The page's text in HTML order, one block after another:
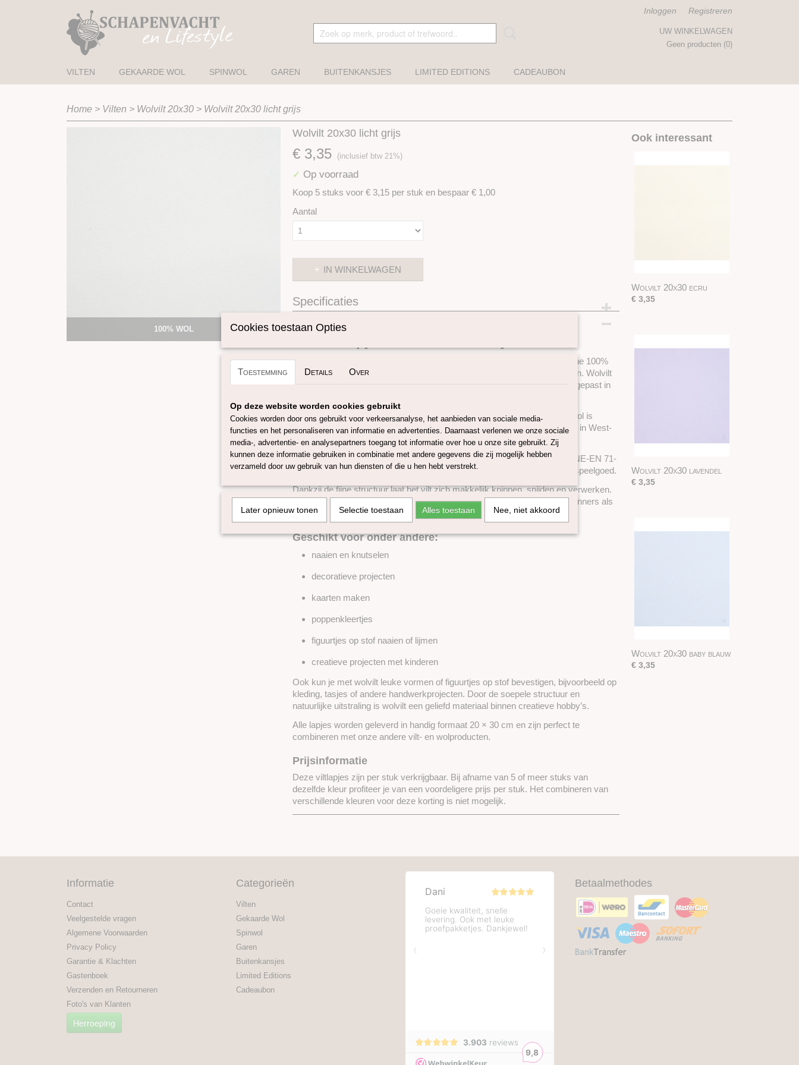
Inloggen Registreren
UW WINKELWAGEN
Geen producten (0)
VILTEN GEKAARDE WOL SPINWOL GAREN BUITENKANSJES LIMITED EDITIONS CADEAUBON
Home > Vilten > Wolvilt 20x30 > Wolvilt 20x30 licht grijs
100% WOL
Wolvilt 20x30 licht grijs
€ 3,35 (inclusief btw 21%)
✓ Op voorraad
Koop 5 stuks voor € 3,15 per stuk en bespaar € 1,00
Aantal
IN WINKELWAGEN
Specificaties
De wolvilt lapjes van 1 mm dik in formaat 20 × 30 cm zijn gemaakt van fijne 100%
Merinowol en vormen een veelzijdige basis voor allerlei creatieve projecten. Wolvilt
is een eeuwenoud en duurzaam materiaal dat op veel manieren wordt toegepast in
Dit wolvilt is gemaakt van zuiver scheerwol en is 100% recyclebaar. De wol is
voornamelijk afkomstig uit Zuid-Amerika en Zuid-Europa en wordt volledig in West-
Europa met natuurzeep gewassen, gevilt en geverfd.
Het wolvilt is gifvrij en voldoet aan de strenge eisen van UNE-EN 71-2, UNE-EN 71-
3 en Oeko-Tex, waardoor het ook geschikt is voor toepassingen in kinderspeelgoed.
Dankzij de fijne structuur laat het vilt zich makkelijk knippen, snijden en verwerken.
De lapjes rafelen niet na het knippen, wat ze ideaal maakt voor zowel beginners als
ervaren makers.
Geschikt voor onder andere:
naaien en knutselen
decoratieve projecten
kaarten maken
poppenkleertjes
figuurtjes op stof naaien of lijmen
creatieve projecten met kinderen
Ook kun je met wolvilt leuke vormen of figuurtjes op stof bevestigen, bijvoorbeeld op
kleding, tasjes of andere handwerkprojecten. Door de soepele structuur en
natuurlijke uitstraling is wolvilt een geliefd materiaal binnen creatieve hobby’s.
Alle lapjes worden geleverd in handig formaat 20 × 30 cm en zijn perfect te
combineren met onze andere vilt- en wolproducten.
Prijsinformatie
Deze viltlapjes zijn per stuk verkrijgbaar. Bij afname van 5 of meer stuks van
dezelfde kleur profiteer je van een voordeligere prijs per stuk. Het combineren van
verschillende kleuren voor deze korting is niet mogelijk.
Ook interessant
Wolvilt 20x30 ecru
€ 3,35
Wolvilt 20x30 lavendel
€ 3,35
Wolvilt 20x30 baby blauw
€ 3,35
Informatie
Contact
Veelgestelde vragen
Algemene Voorwaarden
Privacy Policy
Garantie & Klachten
Gastenboek
Verzenden en Retourneren
Foto's van Klanten
Herroeping
Categorieën
Vilten
Gekaarde Wol
Spinwol
Garen
Buitenkansjes
Limited Editions
Cadeaubon
Betaalmethodes
Cookies toestaan Opties
Toestemming Details Over
Op deze website worden cookies gebruikt
Cookies worden door ons gebruikt voor verkeersanalyse, het aanbieden van sociale media-
functies en het personaliseren van informatie en advertenties. Daarnaast verlenen we onze sociale
media-, advertentie- en analysepartners toegang tot informatie over hoe u onze site gebruikt. Zij
kunnen deze informatie gebruiken in combinatie met andere gegevens die zij mogelijk hebben
verzameld door uw gebruik van hun diensten of die u hen hebt verstrekt.
Later opnieuw tonen Selectie toestaan Alles toestaan Nee, niet akkoord